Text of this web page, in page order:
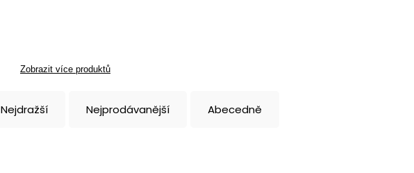
Zobrazit více produktů
Nejdražší Nejprodávanější Abecedně